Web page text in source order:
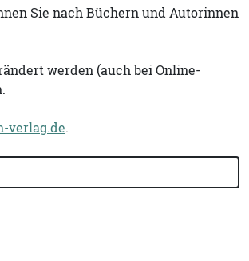
Sie nach Büchern und Autorinnen
werden (auch bei Online-
verlag.de.